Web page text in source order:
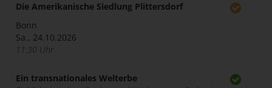
Die Amerikanische Siedlung Plittersdorf
Bonn
Sa., 24.10.2026
11:30 Uhr
Ein transnationales Welterbe